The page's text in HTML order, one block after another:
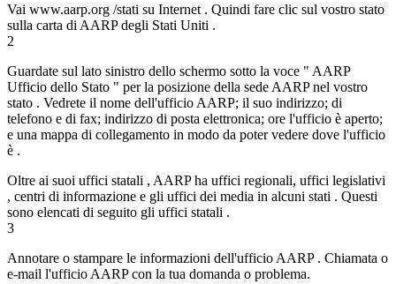
Vai www.aarp.org /stati su Internet . Quindi fare clic sul vostro stato
sulla carta di AARP degli Stati Uniti .
2
Guardate sul lato sinistro dello schermo sotto la voce " AARP
Ufficio dello Stato " per la posizione della sede AARP nel vostro
stato . Vedrete il nome dell'ufficio AARP; il suo indirizzo; di
telefono e di fax; indirizzo di posta elettronica; ore l'ufficio è aperto;
e una mappa di collegamento in modo da poter vedere dove l'ufficio
è .
Oltre ai suoi uffici statali , AARP ha uffici regionali, uffici legislativi
, centri di informazione e gli uffici dei media in alcuni stati . Questi
sono elencati di seguito gli uffici statali .
3
Annotare o stampare le informazioni dell'ufficio AARP . Chiamata o
e-mail l'ufficio AARP con la tua domanda o problema.